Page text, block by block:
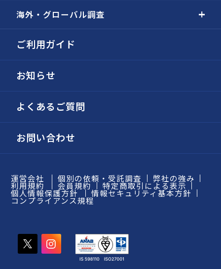
海外・グローバル調査
ご利用ガイド
お知らせ
よくあるご質問
お問い合わせ
運営会社 個別の依頼・受託調査 弊社の強み
利用規約 会員規約 特定商取引による表示
個人情報保護方針 情報セキュリティ基本方針
コンプライアンス規程